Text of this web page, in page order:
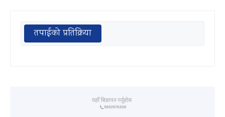
तपाईको प्रतिक्रिया